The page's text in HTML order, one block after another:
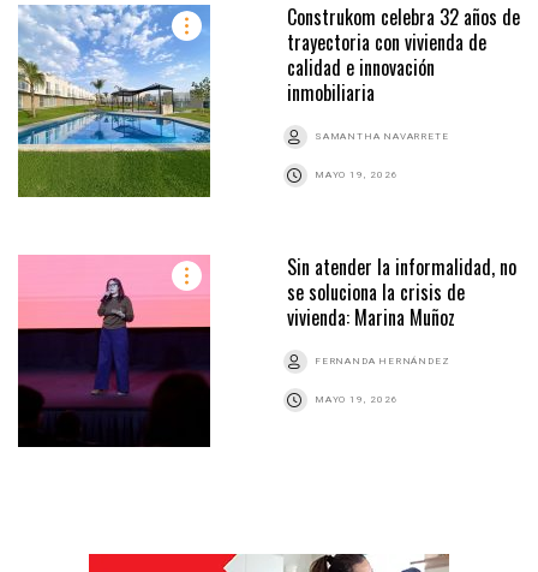
Construkom celebra 32 años de
trayectoria con vivienda de
calidad e innovación
inmobiliaria
SAMANTHA NAVARRETE
MAYO 19, 2026
Sin atender la informalidad, no
se soluciona la crisis de
vivienda: Marina Muñoz
FERNANDA HERNÁNDEZ
MAYO 19, 2026